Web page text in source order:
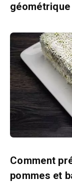
géométrique
Comment
pommes et